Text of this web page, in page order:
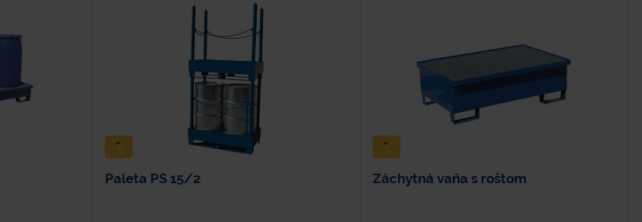
Paleta PS 15/2 Záchytná vaňa s roštom